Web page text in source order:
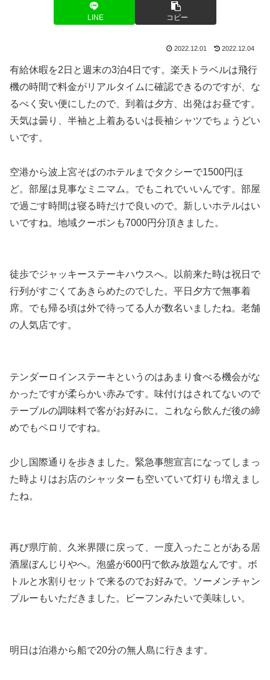
LINE コピー
2022.12.01 2022.12.04
有給休暇を2日と週末の3泊4日です。楽天トラベルは飛行
機の時間で料金がリアルタイムに確認できるのですが、な
るべく安い便にしたので、到着は夕方、出発はお昼です。
天気は曇り、半袖と上着あるいは長袖シャツでちょうどい
いです。
空港から波上宮そばのホテルまでタクシーで1500円ほ
ど。部屋は見事なミニマム。でもこれでいいんです。部屋
で過ごす時間は寝る時だけで良いので。新しいホテルはい
いですね。地域クーポンも7000円分頂きました。
徒歩でジャッキーステーキハウスへ。以前来た時は祝日で
行列がすごくてあきらめたのでした。平日夕方で無事着
席。でも帰る頃は外で待ってる人が数名いましたね。老舗
の人気店です。
テンダーロインステーキというのはあまり食べる機会がな
かったですが柔らかい赤みです。味付けはされてないので
テーブルの調味料で客がお好みに。これなら飲んだ後の締
めでもペロリですね。
少し国際通りを歩きました。緊急事態宣言になってしまっ
た時よりはお店のシャッターも空いていて灯りも増えまし
たね。
再び県庁前、久米界隈に戻って、一度入ったことがある居
酒屋ぼんじりやへ。泡盛が600円で飲み放題なんです。ボ
トルと水割りセットで来るのでお好みで。ソーメンチャン
プルーもいただきました。ビーフンみたいで美味しい。
明日は泊港から船で20分の無人島に行きます。